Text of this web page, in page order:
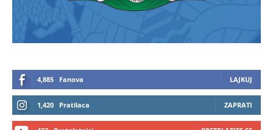
4,885 Fanova LAJKUJ
1,420 Pratilaca ZAPRATI